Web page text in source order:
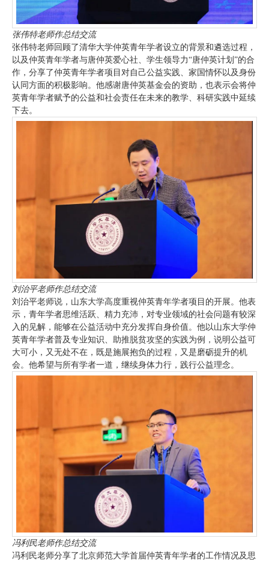
张伟特老师作总结交流
张伟特老师回顾了清华大学仲英青年学者设立的背景和遴选过程，
以及仲英青年学者与唐仲英爱心社、学生领导力“唐仲英计划”的合
作，分享了仲英青年学者项目对自己公益实践、家国情怀以及身份
认同方面的积极影响。他感谢唐仲英基金会的资助，也表示会将仲
英青年学者赋予的公益和社会责任在未来的教学、科研实践中延续
下去。
刘治平老师作总结交流
刘治平老师说，山东大学高度重视仲英青年学者项目的开展。他表
示，青年学者思维活跃、精力充沛，对专业领域的社会问题有较深
入的见解，能够在公益活动中充分发挥自身价值。他以山东大学仲
英青年学者普及专业知识、助推脱贫攻坚的实践为例，说明公益可
大可小，又无处不在，既是施展抱负的过程，又是磨砺提升的机
会。他希望与所有学者一道，继续身体力行，践行公益理念。
冯利民老师作总结交流
冯利民老师分享了北京师范大学首届仲英青年学者的工作情况及思